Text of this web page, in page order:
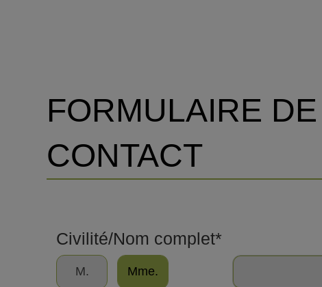
FORMULAIRE DE
CONTACT
Civilité/Nom complet*
M. Mme.